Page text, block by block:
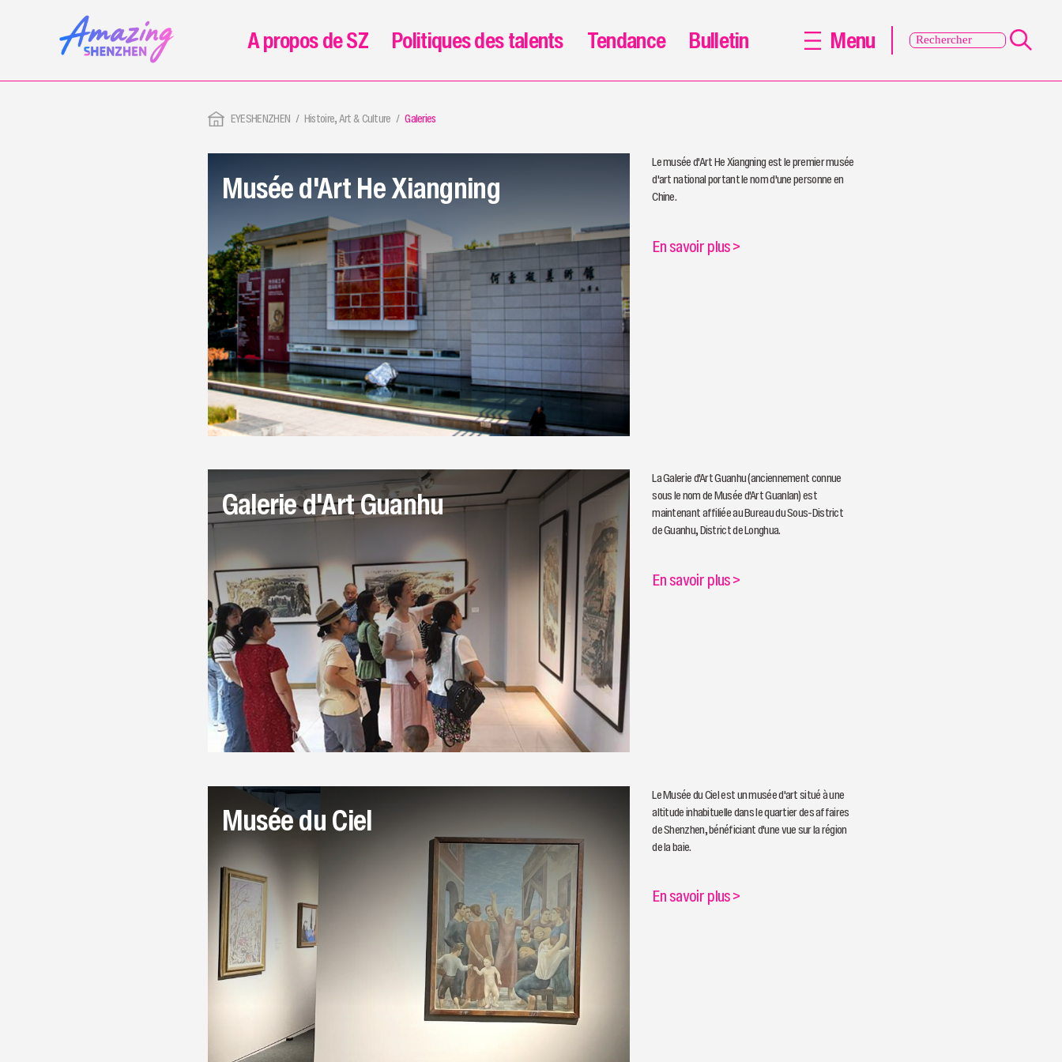
EYESHENZHEN Histoire, Art & Culture Galeries
Musée d'Art He Xiangning
Le musée d'Art He Xiangning est le premier musée
d'art national portant le nom d'une personne en
Chine.
En savoir plus>
Galerie d'Art Guanhu
La Galerie d'Art Guanhu (anciennement connue
sous le nom de Musée d'Art Guanlan) est
maintenant affiliée au Bureau du Sous-District
de Guanhu, District de Longhua.
En savoir plus>
Musée du Ciel
Le Musée du Ciel est un musée d'art situé à une
altitude inhabituelle dans le quartier des affaires
de Shenzhen, bénéficiant d'une vue sur la région
de la baie.
En savoir plus>
A propos de SZ Politiques des talents Tendance Bulletin Menu